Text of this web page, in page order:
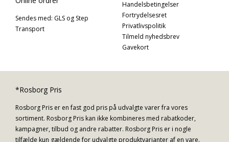
Sendes med: GLS og Step
Transport
Handelsbetingelser
Fortrydelsesret
Privatlivspolitik
Tilmeld nyhedsbrev
Gavekort
*Rosborg Pris
Rosborg Pris er en fast god pris på udvalgte varer fra vores
sortiment. Rosborg Pris kan ikke kombineres med rabatkoder,
kampagner, tilbud og andre rabatter. Rosborg Pris er i nogle
tilfælde kun gældende for udvalgte produktvarianter af en vare.